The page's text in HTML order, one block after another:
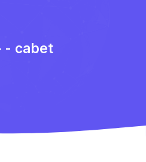
جابت - cabet